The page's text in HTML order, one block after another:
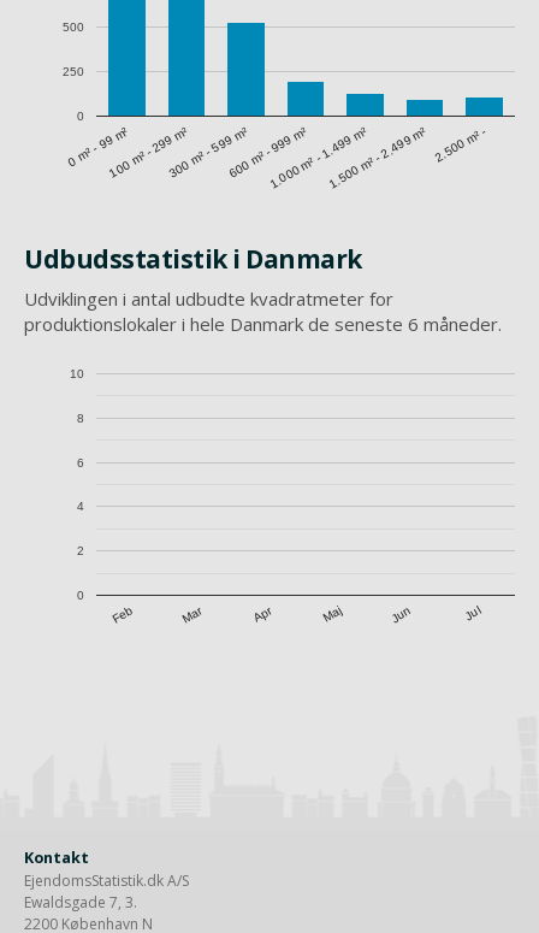
0 m² - 99 m²100 m² - 299 m²300 m² - 599 m²600 m² - 999 m²1.000 m² - 1.499 m²1.500 m² - 2.499 m² 2.500 m² -
0
250
500
Udbudsstatistik i Danmark
Udviklingen i antal udbudte kvadratmeter for
produktionslokaler i hele Danmark de seneste 6 måneder.
Feb Mar Apr Maj Jun Jul
0
2
4
6
8
10
Kontakt
EjendomsStatistik.dk A/S
Ewaldsgade 7, 3.
2200 København N